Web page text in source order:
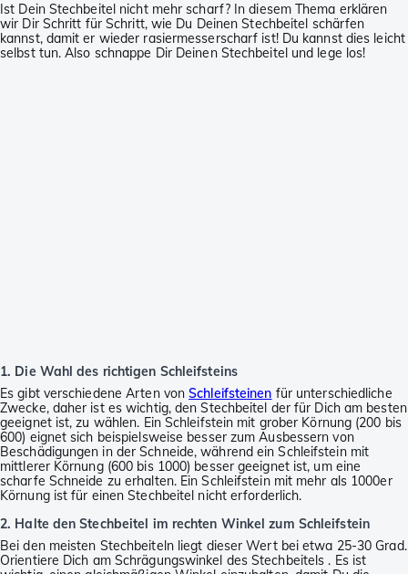
Ist Dein Stechbeitel nicht mehr scharf? In diesem Thema erklären
wir Dir Schritt für Schritt, wie Du Deinen Stechbeitel schärfen
kannst, damit er wieder rasiermesserscharf ist! Du kannst dies leicht
selbst tun. Also schnappe Dir Deinen Stechbeitel und lege los!
1. Die Wahl des richtigen Schleifsteins
Es gibt verschiedene Arten vonSchleifsteinen für unterschiedliche
Zwecke, daher ist es wichtig, den Stechbeitel der für Dich am besten
geeignet ist, zu wählen. Ein Schleifstein mit grober Körnung (200 bis
600) eignet sich beispielsweise besser zum Ausbessern von
Beschädigungen in der Schneide, während ein Schleifstein mit
mittlerer Körnung (600 bis 1000) besser geeignet ist, um eine
scharfe Schneide zu erhalten. Ein Schleifstein mit mehr als 1000er
Körnung ist für einen Stechbeitel nicht erforderlich.
2. Halte den Stechbeitel im rechten Winkel zum Schleifstein
Bei den meisten Stechbeiteln liegt dieser Wert bei etwa 25-30 Grad.
Orientiere Dich am Schrägungswinkel des Stechbeitels . Es ist